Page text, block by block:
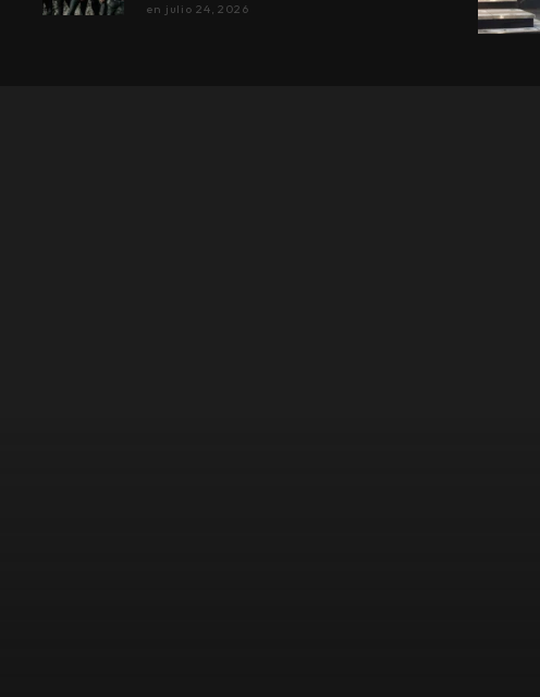
en julio 24, 2026